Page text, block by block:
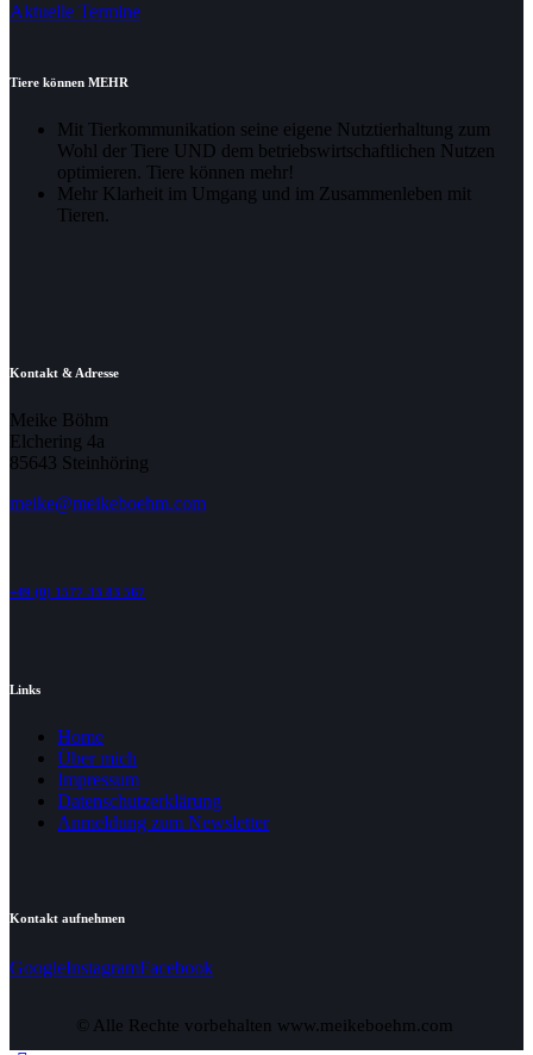
Aktuelle Termine
Tiere können MEHR
Mit Tierkommunikation seine eigene Nutztierhaltung zum
Wohl der Tiere UND dem betriebswirtschaftlichen Nutzen
optimieren. Tiere können mehr!
Mehr Klarheit im Umgang und im Zusammenleben mit
Tieren.
Kontakt & Adresse
Meike Böhm
Elchering 4a
85643 Steinhöring
meike@meikeboehm.com
+49 (0) 1577-33 83 567
Links
Home
Über mich
Impressum
Datenschutzerklärung
Anmeldung zum Newsletter
Kontakt aufnehmen
GoogleInstagramFacebook
© Alle Rechte vorbehalten www.meikeboehm.com